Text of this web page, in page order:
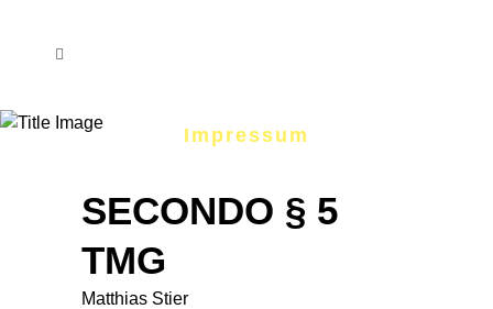
Impressum
SECONDO § 5
TMG
Matthias Stier